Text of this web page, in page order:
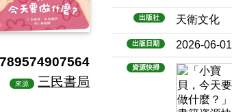
來源 三民書局
出版社 天衛文化
出版日期 2026-06-01
資源快掃